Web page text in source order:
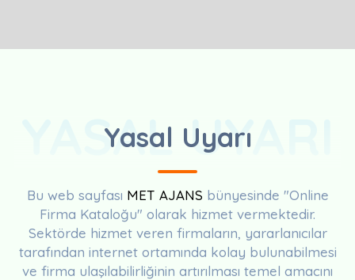
Yasal Uyarı
YASAL UYARI
Bu web sayfası MET AJANS bünyesinde "Online
Firma Kataloğu" olarak hizmet vermektedir.
Sektörde hizmet veren firmaların, yararlanıcılar
tarafından internet ortamında kolay bulunabilmesi
ve firma ulaşılabilirliğinin artırılması temel amacını